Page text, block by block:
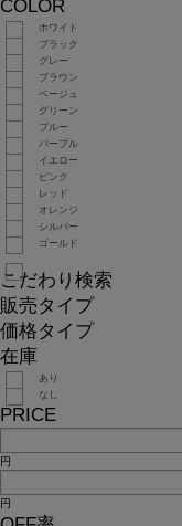
COLOR
ホワイト
ブラック
グレー
ブラウン
ベージュ
グリーン
ブルー
パープル
イエロー
ピンク
レッド
オレンジ
シルバー
ゴールド
こだわり検索
販売タイプ
価格タイプ
在庫
あり
なし
PRICE
円
円